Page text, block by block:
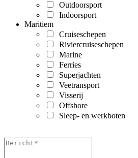
Outdoorsport
Indoorsport
Maritiem
Cruiseschepen
Riviercruiseschepen
Marine
Ferries
Superjachten
Veetransport
Visserij
Offshore
Sleep- en werkboten